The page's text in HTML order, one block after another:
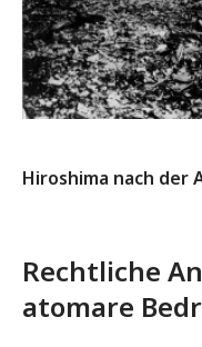
Hiroshima nach der
Rechtliche
atomare